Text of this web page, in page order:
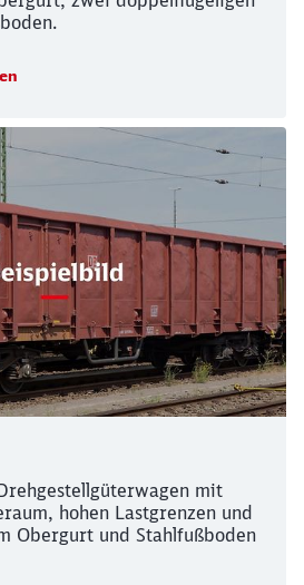
mit
hohen Lastgrenzen und
Obergurt und Stahlfußboden